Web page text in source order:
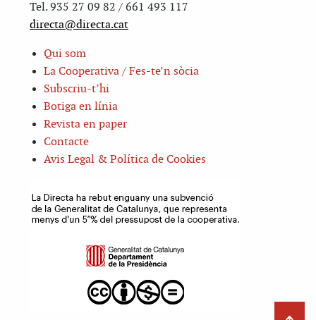
Tel. 935 27 09 82 / 661 493 117
directa@directa.cat
Qui som
La Cooperativa / Fes-te’n sòcia
Subscriu-t’hi
Botiga en línia
Revista en paper
Contacte
Avis Legal & Política de Cookies